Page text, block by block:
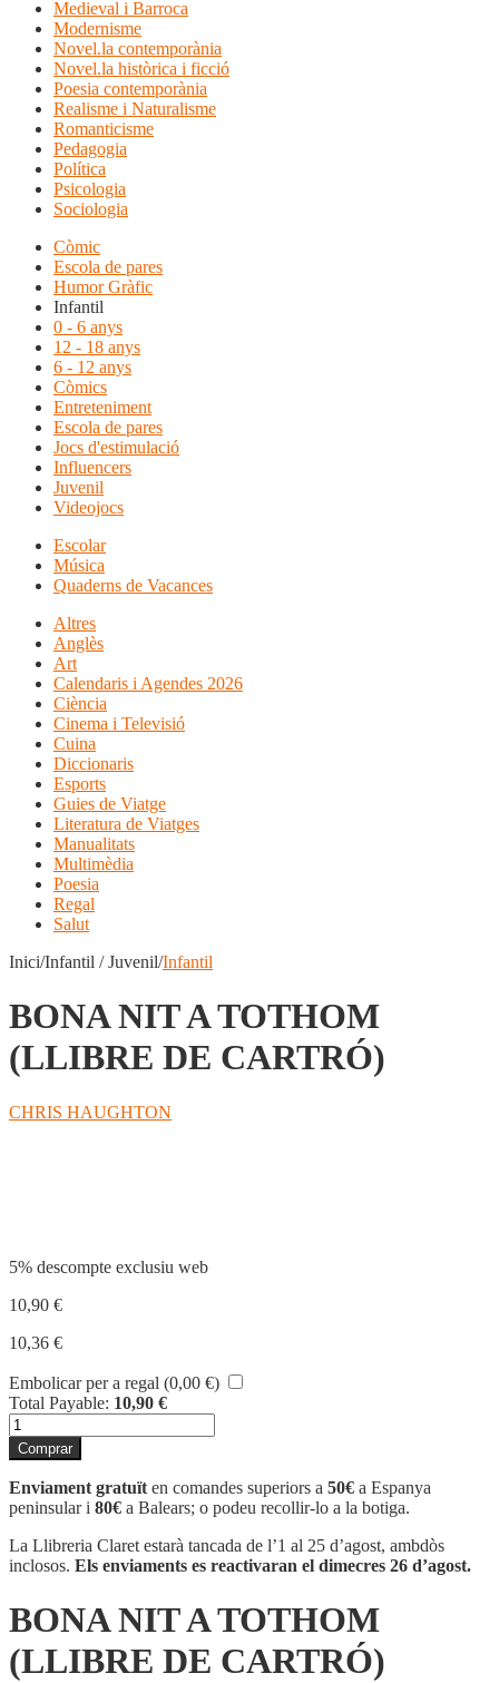
Medieval i Barroca
Modernisme
Novel.la contemporània
Novel.la històrica i ficció
Poesia contemporània
Realisme i Naturalisme
Romanticisme
Pedagogia
Política
Psicologia
Sociologia
Còmic
Escola de pares
Humor Gràfic
Infantil
0 - 6 anys
12 - 18 anys
6 - 12 anys
Còmics
Entreteniment
Escola de pares
Jocs d'estimulació
Influencers
Juvenil
Videojocs
Escolar
Música
Quaderns de Vacances
Altres
Anglès
Art
Calendaris i Agendes 2026
Ciència
Cinema i Televisió
Cuina
Diccionaris
Esports
Guies de Viatge
Literatura de Viatges
Manualitats
Multimèdia
Poesia
Regal
Salut
Inici/Infantil / Juvenil/Infantil
BONA NIT A TOTHOM
(LLIBRE DE CARTRÓ)
CHRIS HAUGHTON
5% descompte exclusiu web
10,90 €
10,36 €
Embolicar per a regal (0,00 €)
Total Payable: 10,90 €
quantitat
de
BONA
NIT
A
TOTHOM
(LLIBRE
DE
Comprar
Enviament gratuït en comandes superiors a 50€ a Espanya
peninsular i 80€ a Balears; o podeu recollir-lo a la botiga.
La Llibreria Claret estarà tancada de l’1 al 25 d’agost, ambdòs
inclosos. Els enviaments es reactivaran el dimecres 26 d’agost.
BONA NIT A TOTHOM
(LLIBRE DE CARTRÓ)